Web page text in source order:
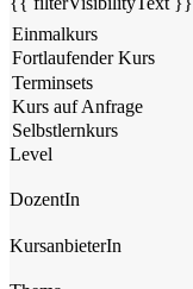
Level
DozentIn
KursanbieterIn